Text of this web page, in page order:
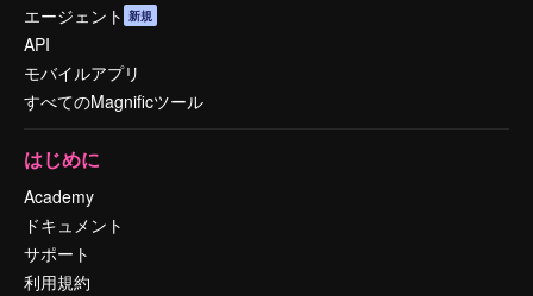
エージェント 新規
API
モバイルアプリ
すべてのMagnificツール
はじめに
Academy
ドキュメント
サポート
利用規約